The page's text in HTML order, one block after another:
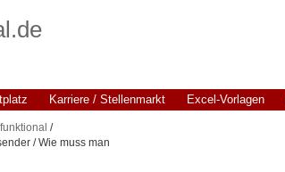
Karriere / Stellenmarkt Excel-Vorlagen
/
/ Wie muss man